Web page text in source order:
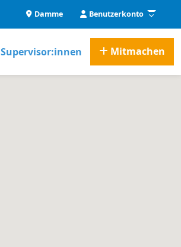
Damme Benutzerkonto
Supervisor:innen Mitmachen